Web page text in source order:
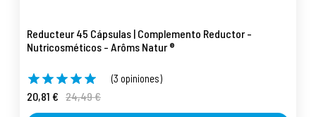
Reducteur 45 Cápsulas | Complemento Reductor -
Nutricosméticos - Arôms Natur ®
(3 opiniones)
20,81 € 24,49 €